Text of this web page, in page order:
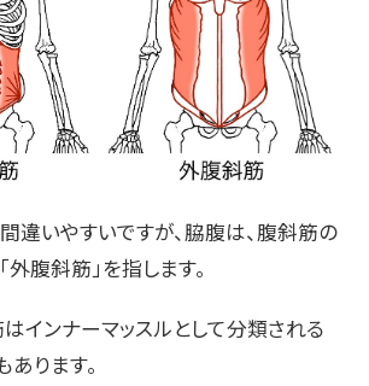
違いやすいですが、脇腹は、腹斜筋の
腹斜筋」を指します。
インナーマッスルとして分類される
ります。